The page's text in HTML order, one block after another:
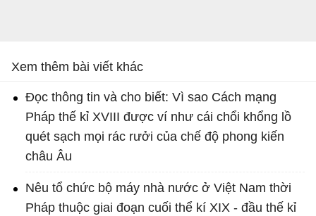
Xem thêm bài viết khác
Đọc thông tin và cho biết: Vì sao Cách mạng
Pháp thế kỉ XVIII được ví như cái chổi khổng lồ
quét sạch mọi rác rưởi của chế độ phong kiến
châu Âu
Nêu tổ chức bộ máy nhà nước ở Việt Nam thời
Pháp thuộc giai đoạn cuối thể kí XIX - đầu thế kỉ